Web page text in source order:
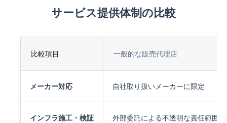
サービス提供体制の比較
比較項目 一般的な販売代理店
メーカー対応 自社取り扱いメーカーに限定
インフラ施工・検証 外部委託による不透明な責任範囲